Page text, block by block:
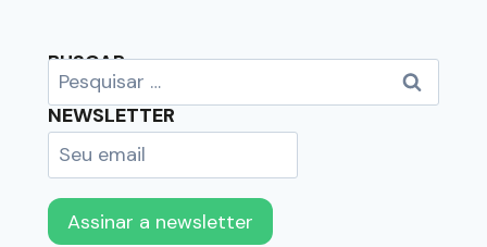
BUSCAR
NEWSLETTER